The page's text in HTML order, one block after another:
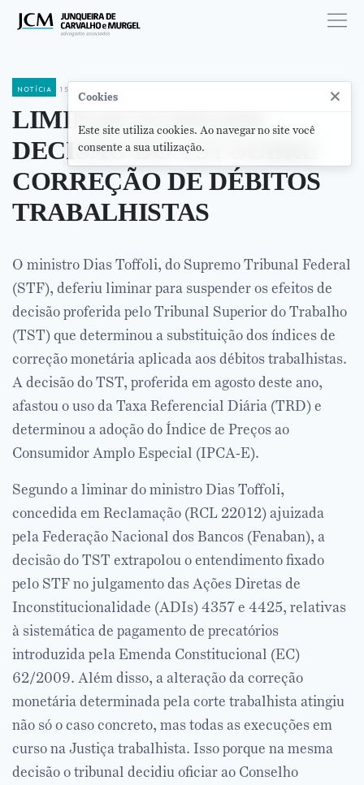
notícia 15 de outubro de 2015
LIMINAR SUSPENDE
DECISÃO DO TST SOBRE
CORREÇÃO DE DÉBITOS
TRABALHISTAS
O ministro Dias Toffoli, do Supremo Tribunal Federal
(STF), deferiu liminar para suspender os efeitos de
decisão proferida pelo Tribunal Superior do Trabalho
(TST) que determinou a substituição dos índices de
correção monetária aplicada aos débitos trabalhistas.
A decisão do TST, proferida em agosto deste ano,
afastou o uso da Taxa Referencial Diária (TRD) e
determinou a adoção do Índice de Preços ao
Consumidor Amplo Especial (IPCA-E).
Segundo a liminar do ministro Dias Toffoli,
concedida em Reclamação (RCL 22012) ajuizada
pela Federação Nacional dos Bancos (Fenaban), a
decisão do TST extrapolou o entendimento fixado
pelo STF no julgamento das Ações Diretas de
Inconstitucionalidade (ADIs) 4357 e 4425, relativas
à sistemática de pagamento de precatórios
introduzida pela Emenda Constitucional (EC)
62/2009. Além disso, a alteração da correção
monetária determinada pela corte trabalhista atingiu
não só o caso concreto, mas todas as execuções em
curso na Justiça trabalhista. Isso porque na mesma
decisão o tribunal decidiu oficiar ao Conselho
Cookies ×
Este site utiliza cookies. Ao navegar no site você
consente a sua utilização.